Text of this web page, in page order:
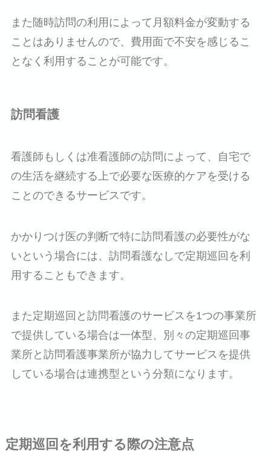
また随時訪問の利用によって月額料金が変動する
ことはありませんので、費用面で不安を感じるこ
となく利用することが可能です。
訪問看護
看護師もしくは准看護師の訪問によって、自宅で
の生活を継続する上で必要な医療的ケアを受ける
ことのできるサービスです。
かかりつけ医の判断で特に訪問看護の必要性がな
いという場合には、訪問看護なしで定期巡回を利
用することもできます。
また定期巡回と訪問看護のサービスを1つの事業所
で提供している場合は一体型、別々の定期巡回事
業所と訪問看護事業所が協力してサービスを提供
している場合は連携型という分類になります。
定期巡回を利用する際の注意点